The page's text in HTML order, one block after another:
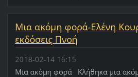
Mια ακόμη φορά-Ελένη
εκδόσεις Πνοή
2018-02-14 16:15
Μια ακόμη φορά Κλήθηκα μια